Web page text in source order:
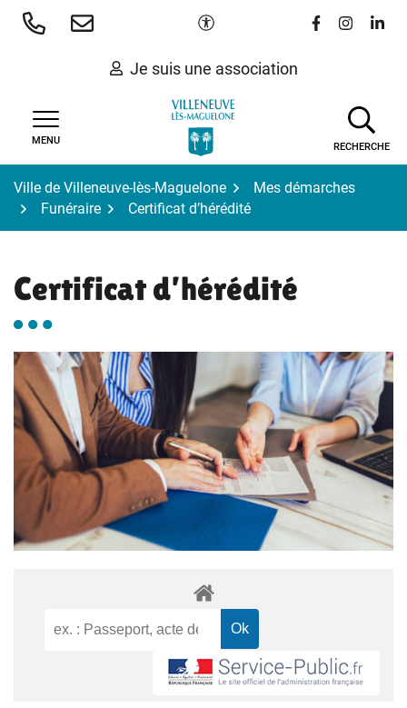
Aller
Paramètres d'accessibilité
Lien vers le
Lien vers
Lien
Je suis une association
MENU
RECHERCHE
Ville de Villeneuve-lès-Maguelone
Mes démarches
Funéraire
Certificat d’hérédité
Certificat d’hérédité